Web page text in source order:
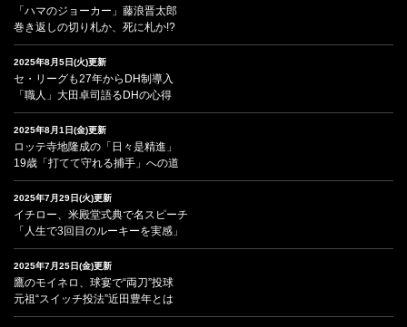
「ハマのジョーカー」藤浪晋太郎
巻き返しの切り札か、死に札か!?
2025年8月5日(火)更新
セ・リーグも27年からDH制導入
「職人」大田卓司語るDHの心得
2025年8月1日(金)更新
ロッテ寺地隆成の「日々是精進」
19歳「打てて守れる捕手」への道
2025年7月29日(火)更新
イチロー、米殿堂式典で名スピーチ
「人生で3回目のルーキーを実感」
2025年7月25日(金)更新
鷹のモイネロ、球宴で“両刀”投球
元祖“スイッチ投法”近田豊年とは